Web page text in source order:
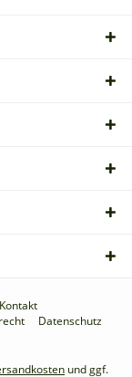
Kontakt
Datenschutz
und ggf.